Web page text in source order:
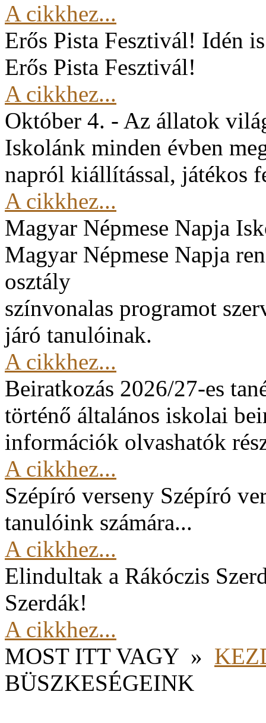
A cikkhez...
Erős Pista Fesztivál! Idén
Erős Pista Fesztivál!
A cikkhez...
Október 4. - Az állatok
Iskolánk minden évben
napról kiállítással, játékos
A cikkhez...
Magyar Népmese Napja
Magyar Népmese Napja
osztály
színvonalas programot
járó tanulóinak.
A cikkhez...
Beiratkozás 2026/27-es
történő általános iskolai
információk olvashatók
A cikkhez...
Szépíró verseny Szépíró
tanulóink számára...
A cikkhez...
Elindultak a Rákóczis
Szerdák!
A cikkhez...
MOST ITT VAGY »
BÜSZKESÉGEINK